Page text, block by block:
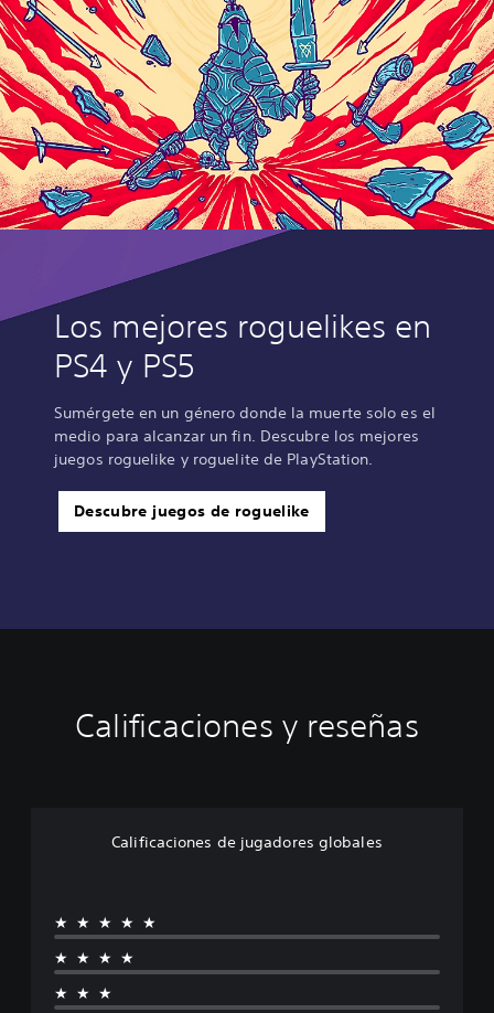
Los mejores roguelikes en
PS4 y PS5
Sumérgete en un género donde la muerte solo es el
medio para alcanzar un fin. Descubre los mejores
juegos roguelike y roguelite de PlayStation.
Descubre juegos de roguelike
Calificaciones y reseñas
Calificaciones de jugadores globales
★★★★★
★★★★
★★★